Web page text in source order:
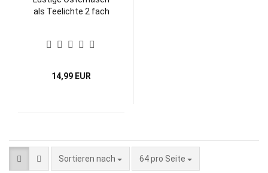
als Teelichte 2 fach
14,99 EUR
Sortieren nach
Sortieren nach 64 pro Seite
pro Seite